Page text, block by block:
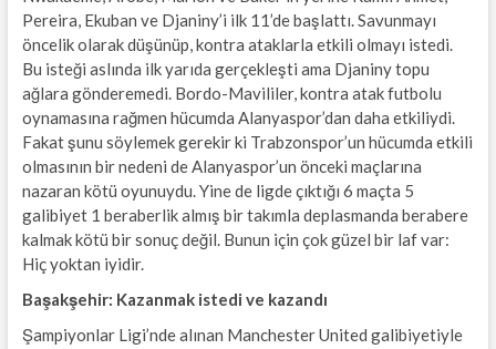
Pereira, Ekuban ve Djaniny’i ilk 11’de başlattı. Savunmayı
öncelik olarak düşünüp, kontra ataklarla etkili olmayı istedi.
Bu isteği aslında ilk yarıda gerçekleşti ama Djaniny topu
ağlara gönderemedi. Bordo-Mavililer, kontra atak futbolu
oynamasına rağmen hücumda Alanyaspor’dan daha etkiliydi.
Fakat şunu söylemek gerekir ki Trabzonspor’un hücumda etkili
olmasının bir nedeni de Alanyaspor’un önceki maçlarına
nazaran kötü oyunuydu. Yine de ligde çıktığı 6 maçta 5
galibiyet 1 beraberlik almış bir takımla deplasmanda berabere
kalmak kötü bir sonuç değil. Bunun için çok güzel bir laf var:
Hiç yoktan iyidir.
Başakşehir: Kazanmak istedi ve kazandı
Şampiyonlar Ligi’nde alınan Manchester United galibiyetiyle